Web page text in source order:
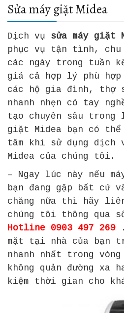
Sửa máy giặt Midea
Dịch vụ sửa máy giặt
phục vụ tận tình,
các ngày trong tuần
giá cả hợp lý phù
các hộ gia đình, thợ
nhanh nhẹn có tay
tạo chuyên sâu trong
giặt Midea bạn có thể
tâm khi sử dụng dịch
Midea của chúng tôi.
– Ngay lúc này nếu
bạn đang gặp bất cứ
chăng nữa thì hãy
chúng tôi thông qua
Hotline 0903 497 269
mặt tại nhà của bạn
nhanh nhất trong
không quản đường xa
kiệm thời gian cho